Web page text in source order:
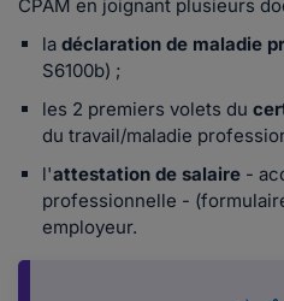
CPAM en joignant plusieurs
la déclaration de maladie
S6100b) ;
les 2 premiers volets du
du travail/maladie
l'attestation de salaire -
professionnelle -
employeur.